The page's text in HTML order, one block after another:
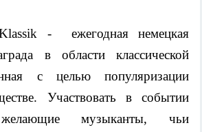
-  ежегодная немецкая
в области классической
с целью популяризации
Участвовать в событии
музыканты, чьи